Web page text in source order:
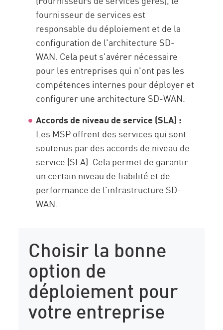
fournisseur de services est
responsable du déploiement et de la
configuration de l'architecture SD-
WAN. Cela peut s'avérer nécessaire
pour les entreprises qui n'ont pas les
compétences internes pour déployer et
configurer une architecture SD-WAN.
Accords de niveau de service (SLA) :
Les MSP offrent des services qui sont
soutenus par des accords de niveau de
service (SLA). Cela permet de garantir
un certain niveau de fiabilité et de
performance de l'infrastructure SD-
WAN.
Choisir la bonne
option de
déploiement pour
votre entreprise